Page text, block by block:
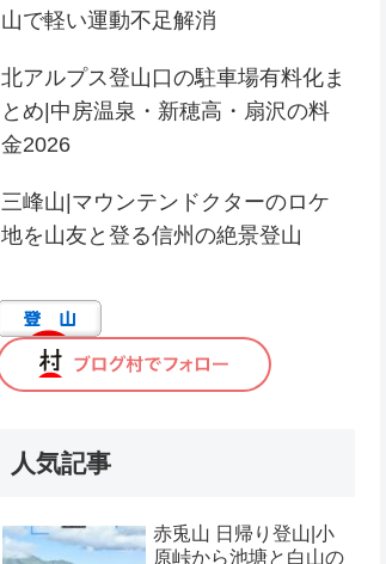
山で軽い運動不足解消
北アルプス登山口の駐車場有料化ま
とめ|中房温泉・新穂高・扇沢の料
金2026
三峰山|マウンテンドクターのロケ
地を山友と登る信州の絶景登山
人気記事
赤兎山 日帰り登山|小
原峠から池塘と白山の